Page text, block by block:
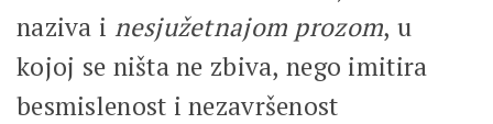
naziva i nesjužetnajom prozom, u
kojoj se ništa ne zbiva, nego imitira
besmislenost i nezavršenost